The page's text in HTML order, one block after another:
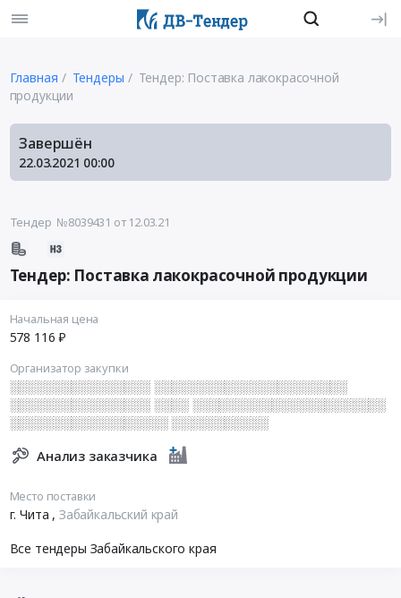
Главная Тендеры
Тендер: Поставка лакокрасочной
продукции
Завершён
22.03.2021 00:00
Тендер №8039431 от 12.03.21
Тендер: Поставка лакокрасочной продукции
Начальная цена
578 116 ₽
Организатор закупки
░░░░░░░░░░░░░░░░ ░░░░░░░░░░░░░░░░░░░░░░
░░░░░░░░░░░░░░░░ ░░░░ ░░░░░░░░░░░░░░░░░░░░░░
░░░░░░░░░░░░░░░░░░ ░░░░░░░░░░░
Анализ заказчика
Место поставки
г. Чита , Забайкальский край
Все тендеры Забайкальского края